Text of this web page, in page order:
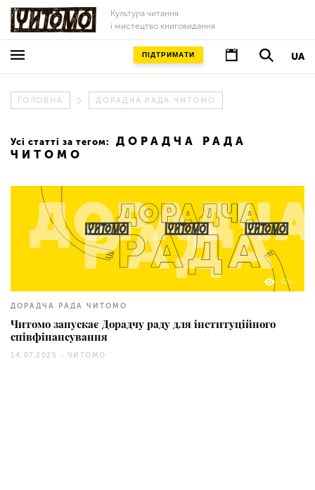
Культура читання
і мистецтво книговидання
UA
ПІДТРИМАТИ
ГОЛОВНА ДОРАДЧА РАДА ЧИТОМО
Усі статті за тегом:
ДОРАДЧА РАДА
ЧИТОМО
526
ДОРАДЧА РАДА ЧИТОМО
Читомо запускає Дорадчу раду для інституційного
співфінансування
14.07.2025 - ЧИТОМО